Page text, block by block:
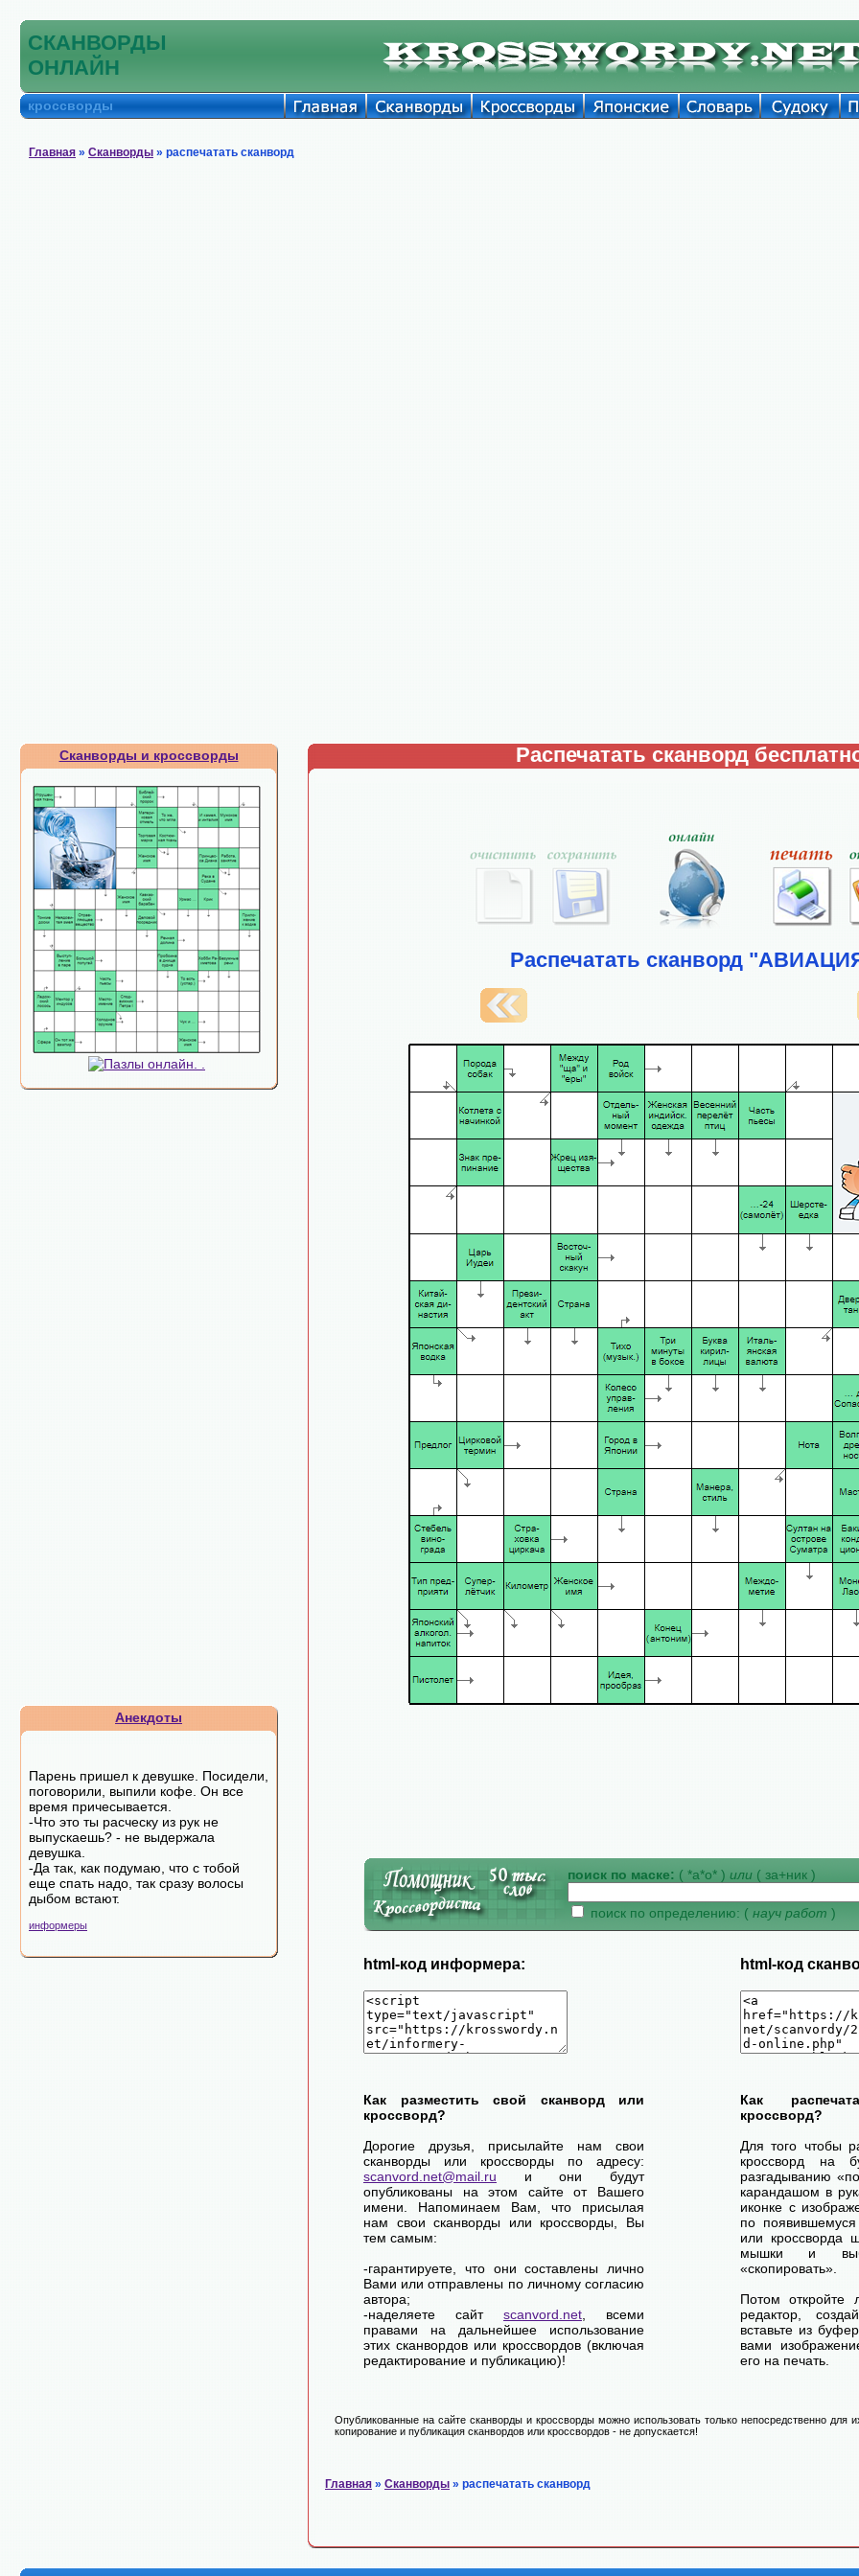
СКАНВОРДЫ
ОНЛАЙН
кроссворды
Главная » Сканворды » распечатать сканворд
Сканворды и кроссворды
Анекдоты
Парень пришел к девушке. Посидели,
поговорили, выпили кофе. Он все
время причесывается.
-Что это ты расческу из рук не
выпускаешь? - не выдержала
девушка.
-Да так, как подумаю, что с тобой
еще спать надо, так сразу волосы
дыбом встают.
информеры
Распечатать сканворд
Распечатать сканворд
поиск по маске: ( *а*о* ) или ( за+ник )
поиск по определению: ( науч работ )
html-код информера: html-код
Как разместить свой сканворд или
кроссворд?
Дорогие друзья, присылайте нам свои
сканворды или кроссворды по адресу:
scanvord.net@mail.ru и они будут
опубликованы на этом сайте от Вашего
имени. Напоминаем Вам, что присылая
нам свои сканворды или кроссворды, Вы
тем самым:
-гарантируете, что они составлены лично
Вами или отправлены по личному согласию
автора;
-наделяете сайт scanvord.net , всеми
правами на дальнейшее использование
этих сканвордов или кроссвордов (включая
редактирование и публикацию)!
Как
кроссворд?
Для того чтобы
кроссворд на
разгадыванию
карандашом в
иконке с
по
или кроссворда
мышки и
«скопировать».
Потом откройте
редактор,
вставьте из
вами
его на печать.
Опубликованные на сайте сканворды и кроссворды можно использовать только непосредственно для
копирование и публикация сканвордов или кроссвордов - не допускается!
Главная » Сканворды » распечатать сканворд